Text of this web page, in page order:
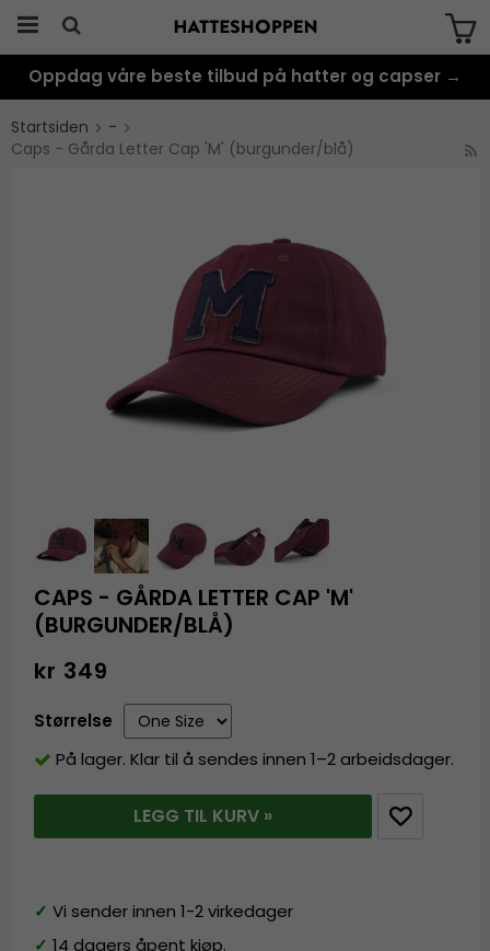
Produktet har blitt lagt til i handlekurven
din
Oppdag våre beste tilbud på hatter og capser →
Startsiden
-
Caps - Gårda Letter Cap 'M' (burgunder/blå)
CAPS - GÅRDA LETTER CAP 'M'
(BURGUNDER/BLÅ)
kr 349
Størrelse
På lager. Klar til å sendes innen 1–2 arbeidsdager.
LEGG TIL KURV »
✓ Vi sender innen 1-2 virkedager
✓ 14 dagers åpent kjøp.